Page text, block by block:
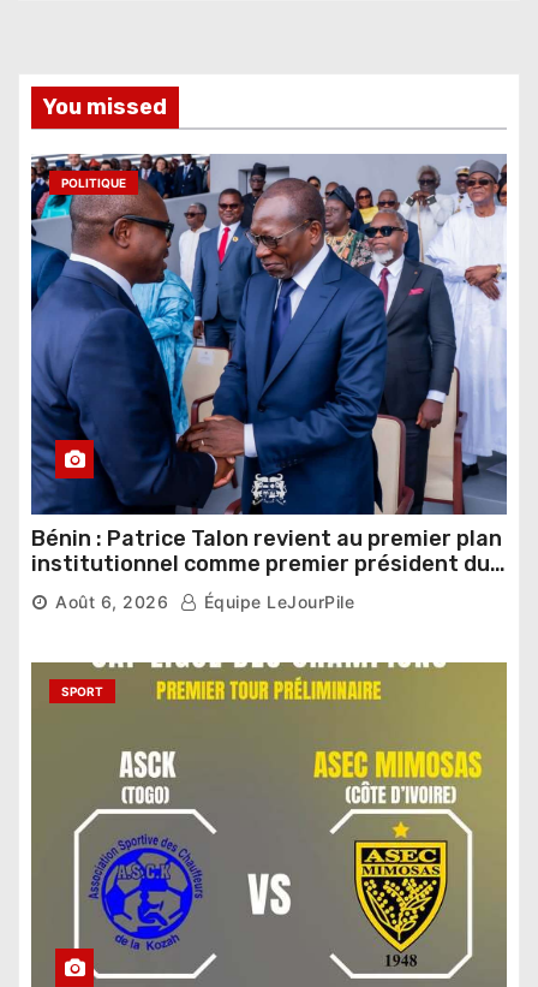
You missed
POLITIQUE
Bénin : Patrice Talon revient au premier plan
institutionnel comme premier président du
Sénat
Août 6, 2026 Équipe LeJourPile
SPORT